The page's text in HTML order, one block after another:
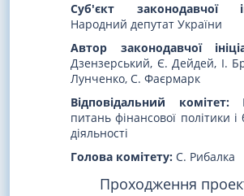
Суб'єкт законодавчої
Народний депутат України
Автор законодавчої
Дзензерський, Є. Дейдей, І.
Лунченко, С. Фаєрмарк
Відповідальний комітет:
питань фінансової політики і
діяльності
Голова комітету: С. Рибалка
Проходження